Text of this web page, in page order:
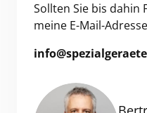
Sollten Sie bis dahin
meine E-Mail-